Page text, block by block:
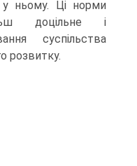
у ньому. Ці норми
доцільне і
суспільства
розвитку.